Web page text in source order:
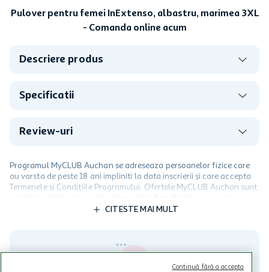
Pulover pentru femei InExtenso, albastru, marimea 3XL
- Comanda online acum
Descriere produs
Specificatii
Review-uri
Programul MyCLUB Auchan se adreseaza persoanelor fizice care
au varsta de peste 18 ani impliniti la data inscrierii și care accepta
Termenele și Condițiile Programului. Ofertele MyCLUB Auchan sunt
valabile in limita stocurilor disponibile. Beneficiile se acorda in
limita a 12 unitati / card client o singura data in perioada promotiei.
activitati in afara celor mentionate in Termene si Conditii. Auchan
nu raspunde pentru imposibilitatea utilizarii Cardului in perioada in
CITESTE MAI MULT
Continuă fără a accepta